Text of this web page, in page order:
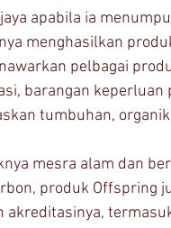
apabila ia
menghasilkan
pelbagai
barangan keperluan
tumbuhan,
mesra alam dan
produk Offspring
akreditasinya,